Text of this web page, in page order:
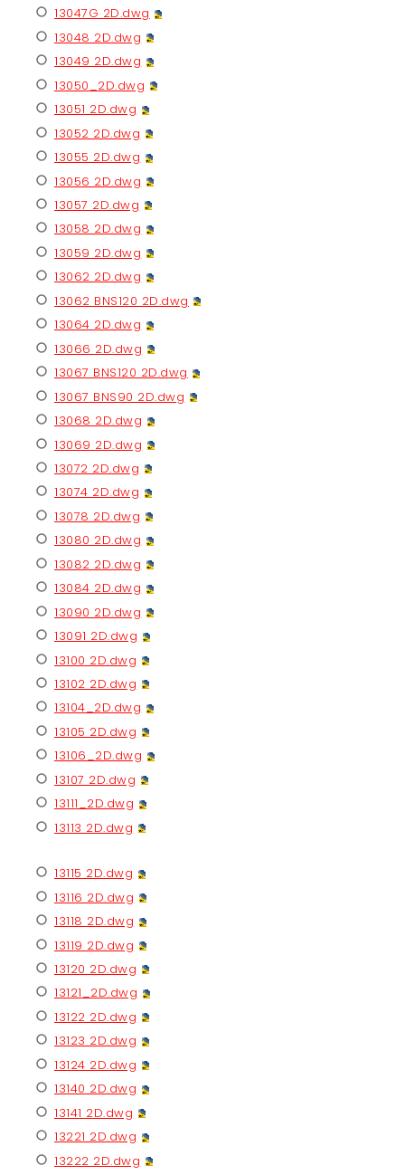
13047G 2D.dwg
13048 2D.dwg
13049 2D.dwg
13050_2D.dwg
13051 2D.dwg
13052 2D.dwg
13055 2D.dwg
13056 2D.dwg
13057 2D.dwg
13058 2D.dwg
13059 2D.dwg
13062 2D.dwg
13062 BNS120 2D.dwg
13064 2D.dwg
13066 2D.dwg
13067 BNS120 2D.dwg
13067 BNS90 2D.dwg
13068 2D.dwg
13069 2D.dwg
13072 2D.dwg
13074 2D.dwg
13078 2D.dwg
13080 2D.dwg
13082 2D.dwg
13084 2D.dwg
13090 2D.dwg
13091 2D.dwg
13100 2D.dwg
13102 2D.dwg
13104_2D.dwg
13105 2D.dwg
13106_2D.dwg
13107 2D.dwg
13111_2D.dwg
13113 2D.dwg
13115 2D.dwg
13116 2D.dwg
13118 2D.dwg
13119 2D.dwg
13120 2D.dwg
13121_2D.dwg
13122 2D.dwg
13123 2D.dwg
13124 2D.dwg
13140 2D.dwg
13141 2D.dwg
13221 2D.dwg
13222 2D.dwg